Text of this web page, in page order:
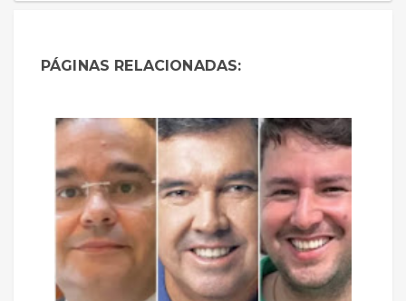
PÁGINAS RELACIONADAS: